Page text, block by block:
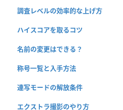
調査レベルの効率的な上げ方
ハイスコアを取るコツ
名前の変更はできる？
称号一覧と入手方法
連写モードの解放条件
エクストラ撮影のやり方